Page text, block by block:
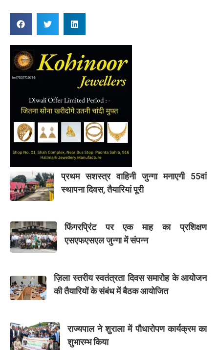
प्रथम सशस्त्र वाहिनी जुन्गा मनाएगी 55वां
स्थापना दिवस, तैयारियां पूरी
फिंगरप्रिंट पर एक माह का प्रशिक्षण
एसएफएसएल जुन्गा में संपन्न
ज़िला स्तरीय स्वतंत्रता दिवस समारोह के आयोजन
की तैयारियों के संबंध में बैठक आयोजित
राज्यपाल ने शुराला में पौधारोपण कार्यक्रम का
शुभारम्भ किया